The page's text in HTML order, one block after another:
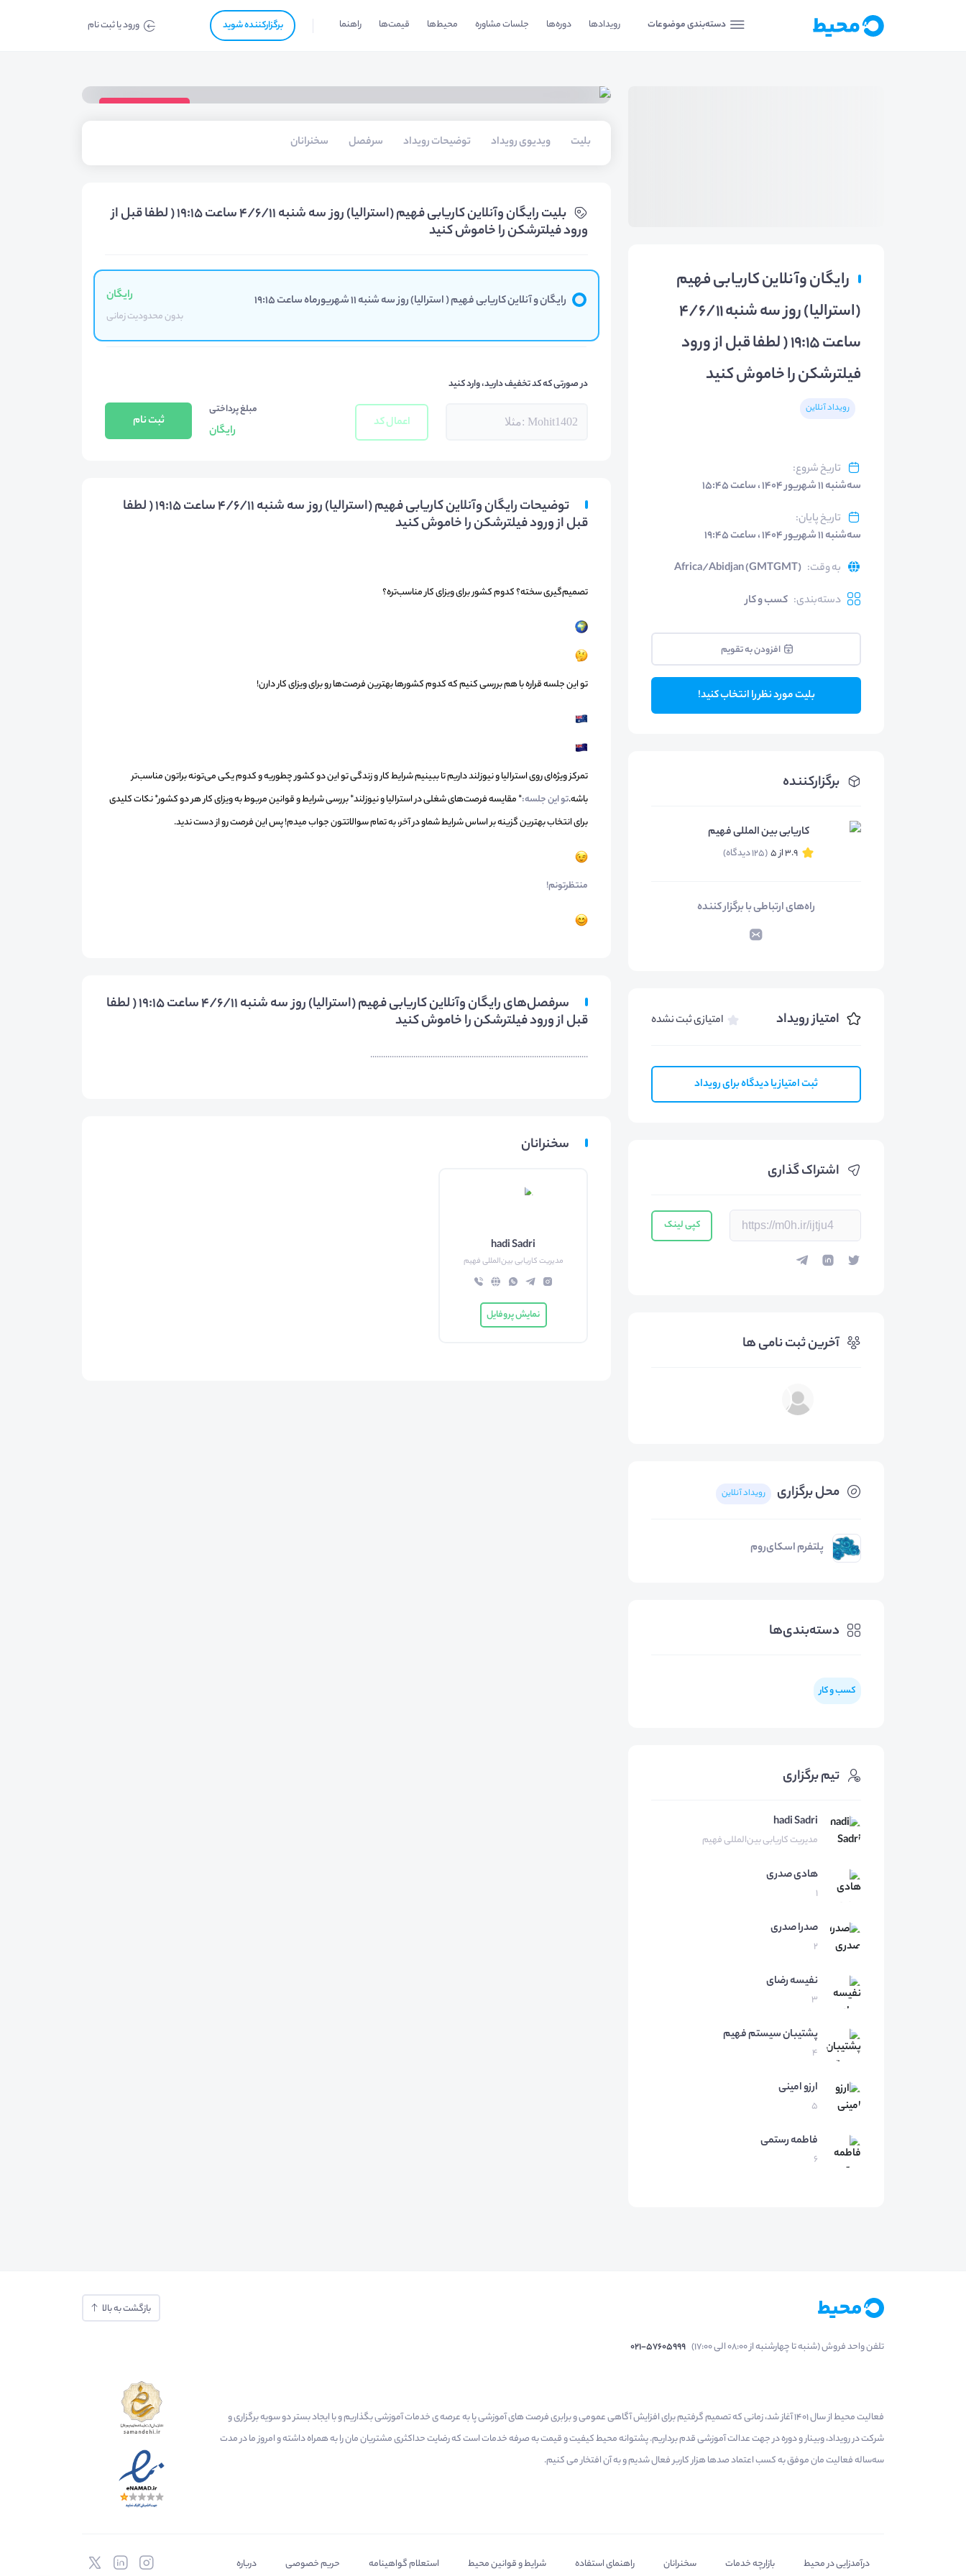
دسته‌بندی موضوعات رویدادها دوره‌ها جلسات مشاوره محیط‌ها قیمت‌ها راهنما برگزار‌‌کننده شوید ورود یا ثبت نام
رایگان وآنلاین کاریابی فهیم
(استرالیا) روز سه شنبه 4/6/11
ساعت 19:15 ( لطفا قبل از ورود
فیلترشکن را خاموش کنید
رویداد آنلاین
تاریخ شروع:
سه‌شنبه ۱۱ شهریور ۱۴۰۴ ، ساعت ۱۵:۴۵
تاریخ پایان:
سه‌شنبه ۱۱ شهریور ۱۴۰۴ ، ساعت ۱۹:۴۵
به وقت:
Africa/Abidjan (GMTGMT)
دسته‌بندی: کسب و کار
افزودن به تقویم
بلیت مورد نظر را انتخاب کنید!
برگزارکننده
کاریابی بین المللی فهیم
3.9 از 5 (125 دیدگاه)
راه‌های ارتباطی با برگزار کننده
امتیاز رویداد امتیازی ثبت نشده
ثبت امتیاز یا دیدگاه برای رویداد
اشتراک گذاری
کپی لینک
آخرین ثبت نامی ها
محل برگزاری رویداد آنلاین
پلتفرم اسکای‌روم
دسته‌بندی‌ها
کسب و کار
تیم برگزاری
hadi Sadri
مدیریت کاریابی بین‌المللی فهیم
هادیصدری
1
صدراصدری
2
نفیسهرضای
3
پشتیبانسیستم فهیم
4
ارزوامینی
5
فاطمهرستمی
6
بلیت‌
ویدیوی رویداد توضیحات رویداد سرفصل سخنرانان
بلیت‌ رایگان وآنلاین کاریابی فهیم (استرالیا) روز سه شنبه 4/6/11 ساعت 19:15 ( لطفا قبل از
ورود فیلترشکن را خاموش کنید
رایگان و آنلاین کاریابی فهیم ( استرالیا) روز سه شنبه 11 شهریورماه ساعت 19:15 رایگان
بدون محدودیت زمانی
در صورتی که کد تخفیف دارید، وارد کنید
اعمال کد
مبلغ پرداختی
رایگان
ثبت نام
توضیحات رایگان وآنلاین کاریابی فهیم (استرالیا) روز سه شنبه 4/6/11 ساعت 19:15 ( لطفا
قبل از ورود فیلترشکن را خاموش کنید
تصمیم‌گیری سخته؟ کدوم کشور برای ویزای کار مناسب‌تره؟
تو این جلسه قراره با هم بررسی کنیم که کدوم کشورها بهترین فرصت‌ها رو برای ویزای کار دارن!
تمرکز ویژه‌ای روی استرالیا و نیوزلند داریم تا ببینیم شرایط کار و زندگی تو این دو کشور چطوریه و کدوم یکی می‌تونه براتون مناسب‌تر
باشه.تو این جلسه:* مقایسه فرصت‌های شغلی در استرالیا و نیوزلند* بررسی شرایط و قوانین مربوط به ویزای کار هر دو کشور* نکات کلیدی
برای انتخاب بهترین گزینه بر اساس شرایط شماو در آخر، به تمام سوالاتتون جواب میدم! پس این فرصت رو از دست ندید.
منتظرتونم!
سرفصل‌های رایگان وآنلاین کاریابی فهیم (استرالیا) روز سه شنبه 4/6/11 ساعت 19:15 ( لطفا
قبل از ورود فیلترشکن را خاموش کنید
.....................................................................................................
سخنرانان
hadi Sadri
مدیریت کاریابی بین‌المللی فهیم
نمایش پروفایل
بازگشت به بالا
تلفن واحد فروش (شنبه تا چهارشنبه از 08:00 الی 17:00) 021-57605999
فعالیت محیط از سال 1401 آغاز شد، زمانی که تصمیم گرفتیم برای افزایش آگاهی عمومی و برابری فرصت های آموزشی پا به عرصه ی خدمات آموزشی بگذاریم و با ایجاد بستر دو سویه برگزاری و
شرکت در رویداد، وبینار و دوره در جهت عدالت آموزشی قدم برداریم. پشتوانه محیط کیفیت و قیمت به صرفه خدمات است که رضایت حداکثری مشتریان مان را به همراه داشته و امروز ما در مدت
سه‌ساله فعالیت مان موفق به کسب اعتماد صدها هزار کاربر فعال شدیم و به آن افتخار می‌ کنیم.
درآمدزایی در محیط بازارچه خدمات سخنرانان راهنمای استفاده شرایط و قوانین محیط استعلام گواهینامه حریم خصوصی درباره